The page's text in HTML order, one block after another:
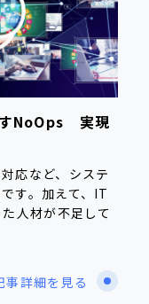
すNoOps 実現
応など、システ
す。加えて、IT
人材が不足して
事詳細を見る